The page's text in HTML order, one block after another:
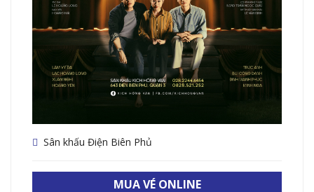
Sân khấu Điện Biên Phủ
MUA VÉ ONLINE